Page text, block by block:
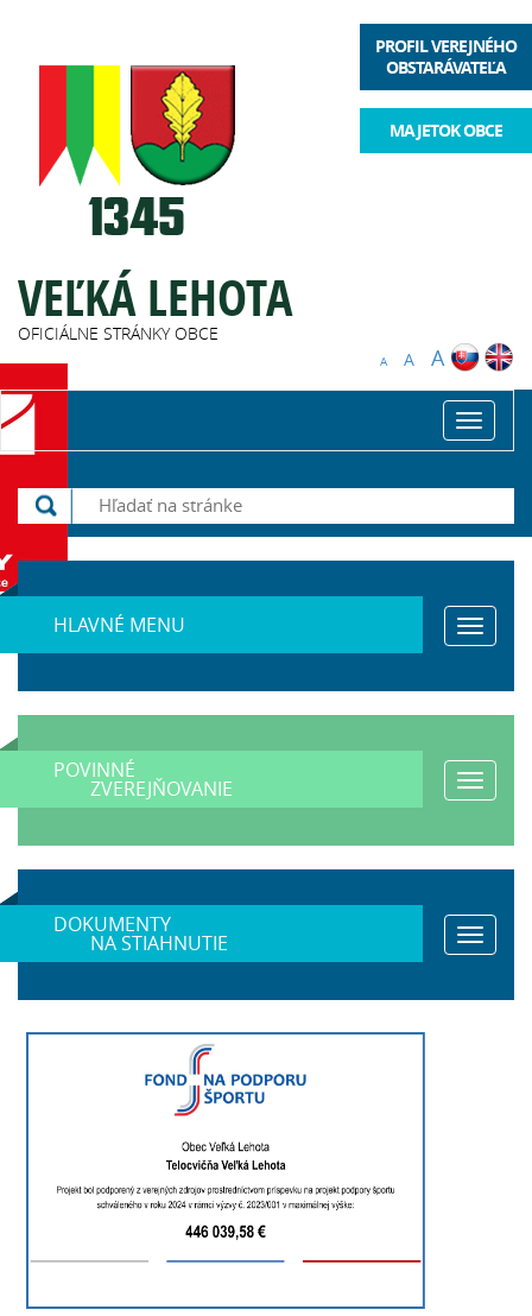
VEĽKÁ LEHOTA
OFICIÁLNE STRÁNKY OBCE
PROFIL VEREJNÉHO
OBSTARÁVATEĽA
MAJETOK OBCE
A A A
Toggle
HLAVNÉ MENU
Toggle
POVINNÉ
ZVEREJŇOVANIE
Toggle
DOKUMENTY
NA STIAHNUTIE
Toggle